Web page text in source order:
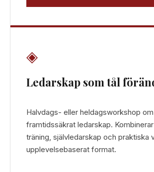
◈
Ledarskap som tål
Halvdags- eller heldagsworkshop om
framtidssäkrat ledarskap.
träning, självledarskap och praktiska
upplevelsebaserat format.